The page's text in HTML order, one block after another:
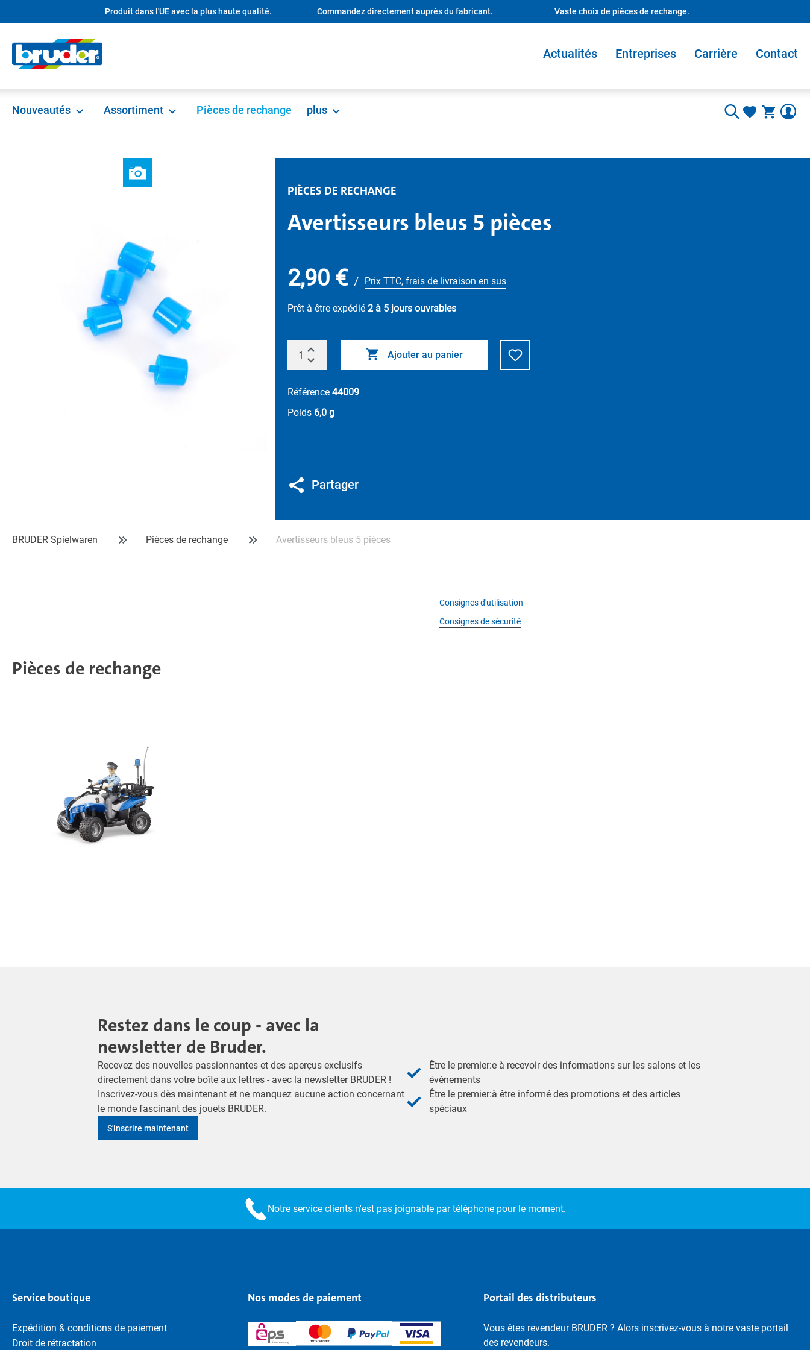
Passer à la navigation principale
Produit dans l'UE avec la plus haute qualité. Commandez directement auprès du fabricant. Vaste choix de pièces de rechange.
Actualités Entreprises Carrière Contact
Nouveautés Assortiment Pièces de rechange plus
PIÈCES DE RECHANGE
Avertisseurs bleus 5 pièces
2,90 € / Prix TTC, frais de livraison en sus
Prêt à être expédié 2 à 5 jours ouvrables
Ajouter au panier
Référence 44009
Poids 6,0 g
Partager
BRUDER Spielwaren Pièces de rechange Avertisseurs bleus 5 pièces
Consignes d'utilisation
Consignes de sécurité
Pièces de rechange
Restez dans le coup - avec la
newsletter de Bruder.
Recevez des nouvelles passionnantes et des aperçus exclusifs
directement dans votre boîte aux lettres - avec la newsletter BRUDER !
Inscrivez-vous dès maintenant et ne manquez aucune action concernant
le monde fascinant des jouets BRUDER.
S'inscrire maintenant
Être le premier:e à recevoir des informations sur les salons et les
événements
Être le premier:à être informé des promotions et des articles
spéciaux
Notre service clients n'est pas joignable par téléphone pour le moment.
Service boutique
Expédition & conditions de paiement
Droit de rétractation
Nos modes de paiement Portail des distributeurs
Vous êtes revendeur BRUDER ? Alors inscrivez-vous à notre vaste portail
des revendeurs.